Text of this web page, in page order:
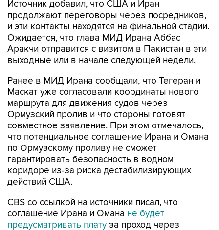
и эти контакты находятся на финальной стадии.
Ожидается, что глава МИД Ирана Аббас
Аракчи отправится с визитом в Пакистан в эти
выходные или в начале следующей недели.
Ранее в МИД Ирана сообщали, что Тегеран и
маршрута для движения судов через
Ормузский пролив и что стороны готовят
совместное заявление. При этом отмечалось,
что потенциальное соглашение Ирана и Омана
по Ормузскому проливу не сможет
гарантировать безопасность в водном
коридоре из-за риска дестабилизирующих
действий США.
CBS со ссылкой на источники писал, что
предусматривать платуза проход через
пролив.